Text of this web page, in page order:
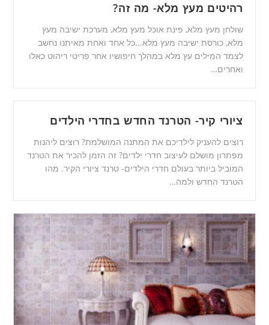
רהיטים מעץ מלא- מה זה?
שולחן מעץ מלא, פינת אוכל מעץ מלא, מערכת ישיבה מעץ
מלא, כורסת ישיבה מעץ מלא...כל אחד ואחת מאיתנו נחשב
לצמד המילים עץ מלא במהלך חיפושיו אחר פריטי ריהוט כאלו
ואחרים…
ציורי קיר- הטרנד החדש בחדרי הילדים
רוצים להעניק לילדיכם את המתנה המושלמת? רוצים ליהנות
מפתרון מושלם לעיצוב חדרי ילדים? זה הזמן להכיר את הטרנד
המוביל ביותר בעולם חדרי הילדים- טרנד ציורי הקיר. מהו
הטרנד החדש ולמה…